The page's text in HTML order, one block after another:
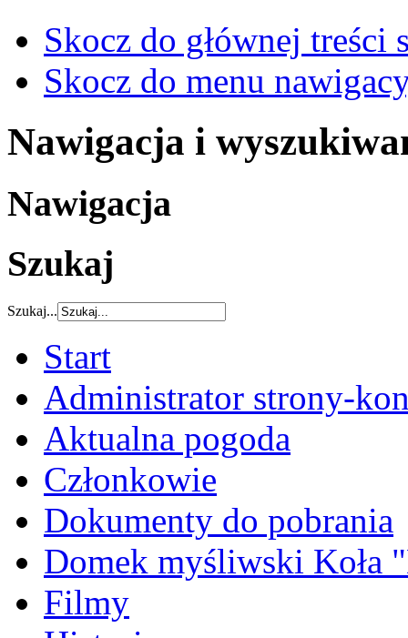
Skocz do głównej treści
Skocz do menu
Nawigacja i
Nawigacja
Szukaj
Szukaj...
Start
Administrator strony-
Aktualna pogoda
Członkowie
Dokumenty do pobrania
Domek myśliwski Koła
Filmy